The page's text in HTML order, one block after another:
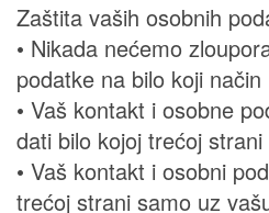
Zaštita vaših osobnih
• Nikada nećemo
podatke na bilo koji način
• Vaš kontakt i osobne
dati bilo kojoj trećoj strani
• Vaš kontakt i osobni
trećoj strani samo uz